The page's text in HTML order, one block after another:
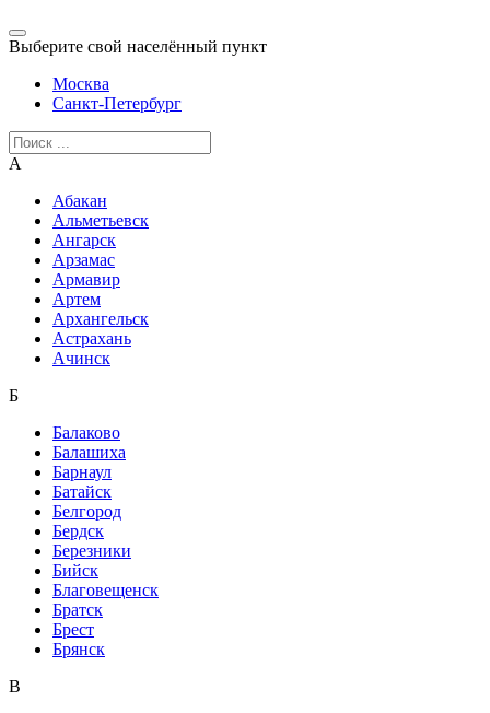
Выберите свой населённый пункт
Москва
Санкт-Петербург
А
Абакан
Альметьевск
Ангарск
Арзамас
Армавир
Артем
Архангельск
Астрахань
Ачинск
Б
Балаково
Балашиха
Барнаул
Батайск
Белгород
Бердск
Березники
Бийск
Благовещенск
Братск
Брест
Брянск
В